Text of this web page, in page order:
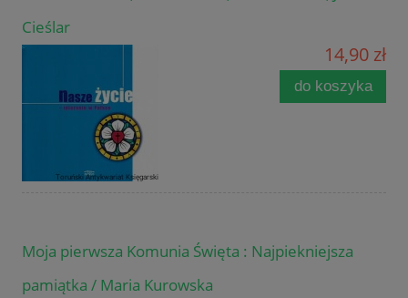
Cieślar
14,90 zł
do koszyka
Moja pierwsza Komunia Święta : Najpiekniejsza
pamiątka / Maria Kurowska